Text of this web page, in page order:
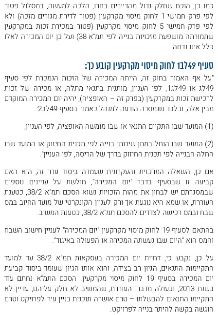
כמו כן, הוכח שחלק גדול מהדיירים בחרו, הלכה למעשה, במסלול פטור
לפי פרק חמישי 1 לחוק מיסוי מקרקעין (פטור לדירת מגורים מזכה) ולא
לפי פרק חמישי 5 לחוק מיסוי מקרקעין (פטור במכירת זכות במקרקעין
שתמורתה מושפעת מזכויות בנייה לפי תמ"א 38) ועל כן יום המכירה לאלו
כלל אינו נדחה.
סעיף 49לב1 לחוק מיסוי מקרקעין קובע כך:
"על אף האמור בחוק זה, הייתה המכירה של הזכות הנמכרת לפי סעיף
49לג או 49לג1, לפי העניין, מותנית בתנאי מתלה, או מכירה של זכות
לרכישת זכות במקרקעין (בפרק זה – האופציה), יהיה יום המכירה המוקדם
מבין אלה, ובלבד שנמסרה הודעה למנהל כאמור בסעיף 49לב2:
(1) המועד שבו התקיים התנאי או שבו מומשה האופציה, לפי העניין;
(2) המועד שבו הוחל במתן שירותי בנייה לפי תכנית החיזוק או המועד שבו
החלה הבנייה לפי תכנית החיזוק בדרך של הריסה, לפי העניין".
אם כן, השאלה המרכזית והעקרונית שעמדה ביסוד ערר זה, היא האם
קביעה זו שבסעיף בדבר "יום המכירה", חולשת על עניינים נוספים
שבמסגרתם יש לבחון את מהות הזכויות נשוא הסכם תמ"א 38/2, כטענת
העוררת, או שמא היא נוגעת אך ורק לעניין הקונקרטי של מועד החיוב במס
שבח ובמס רכישה לצדדים להסכם תמ"א 38/2, כטענת המשיב.
בהתאם לסעיף 19 לחוק מיסוי מקרקעין "יום המכירה" לעניין חישוב השבח
והמס הוא "היום שבו נעשתה המכירה או הפעולה באיגוד".
על כן, נקבע כי, דחיית יום המכירה בעסקאות תמ"א 38/2 עד למועד
התקיימות התנאים, הגיון רב בצידה, והוא אותו הגיון שעומד ביסוד קביעת
יום המכירה בסעיף 19 לחוק מיסוי מקרקעין. הסכם התמ"א נחתם עוד
בשנת 2013, וכעולה מדברי העוררת, שהמשיב לא חלק עליהם, עדיין לא
התקיימו התנאים להבשלתו – טרם אושרה תוכנית בניין עיר לפרויקט וטרם
הוגשה בקשה להיתר בנייה לפרויקט.